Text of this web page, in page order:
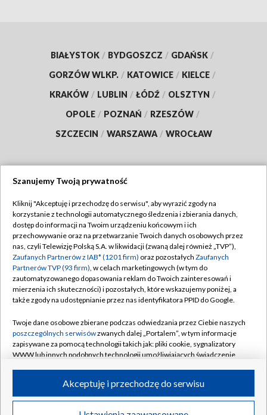
BIAŁYSTOK / BYDGOSZCZ / GDAŃSK /
GORZÓW WLKP. / KATOWICE / KIELCE /
KRAKÓW / LUBLIN / ŁÓDŹ / OLSZTYN /
OPOLE / POZNAŃ / RZESZÓW /
SZCZECIN / WARSZAWA / WROCŁAW
TVP
Abonament TVP
Emisja w TVP
Centrum informacji TVP
Naziemna Telewizja Cyfrowa
Rada Programowa
System NOS
Informacje o nadawcy
Program dla prasy
Regulamin TVP
Polityka prywatności
Moje zgody
Pomoc
Kontakt
Kanały
©2026 Telewizja Polska S.A. w likwidacji
Szanujemy Twoją prywatność
Kliknij "Akceptuję i przechodzę do serwisu", aby wyrazić zgody na
korzystanie z technologii automatycznego śledzenia i zbierania danych,
dostęp do informacji na Twoim urządzeniu końcowym i ich
przechowywanie oraz na przetwarzanie Twoich danych osobowych przez
nas, czyli Telewizję Polską S.A. w likwidacji (zwaną dalej również „TVP”),
Zaufanych Partnerów z IAB* (1201 firm) oraz pozostałych Zaufanych
Partnerów TVP (93 firm), w celach marketingowych (w tym do
zautomatyzowanego dopasowania reklam do Twoich zainteresowań i
mierzenia ich skuteczności) i pozostałych, które wskazujemy poniżej, a
także zgody na udostępnianie przez nas identyfikatora PPID do Google.
Twoje dane osobowe zbierane podczas odwiedzania przez Ciebie naszych
poszczególnych serwisówzwanych dalej „Portalem”, w tym informacje
zapisywane za pomocą technologii takich jak: pliki cookie, sygnalizatory
WWW lub innych podobnych technologii umożliwiających świadczenie
ruchu w Internecie.
Twoje dane osobowe zbierane podczas odwiedzania przez Ciebie
Akceptuję i przechodzę do serwisu